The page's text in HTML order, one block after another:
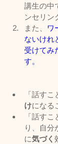
講生の中
ンセリン
また、
ワ
ないけれ
受けてみ
す。
「話す
けになる
「話す
り、自分
に気づく